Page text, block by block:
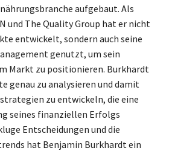
aufgebaut. Als
und The Quality Group hat er nicht
entwickelt, sondern auch seine
genutzt, um sein
Markt zu positionieren. Burkhardt
genau zu analysieren und damit
zu entwickeln, die eine
seines finanziellen Erfolgs
Entscheidungen und die
hat Benjamin Burkhardt ein